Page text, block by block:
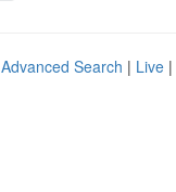
Advanced Search | Live |